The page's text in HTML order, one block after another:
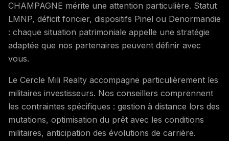
CHAMPAGNE mérite une attention particulière. Statut
LMNP, déficit foncier, dispositifs Pinel ou Denormandie
: chaque situation patrimoniale appelle une stratégie
adaptée que nos partenaires peuvent définir avec
vous.
Le Cercle Mili Realty accompagne particulièrement les
militaires investisseurs. Nos conseillers comprennent
les contraintes spécifiques : gestion à distance lors des
mutations, optimisation du prêt avec les conditions
militaires, anticipation des évolutions de carrière.